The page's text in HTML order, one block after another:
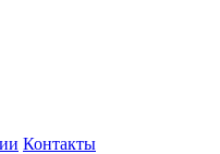
Контакты